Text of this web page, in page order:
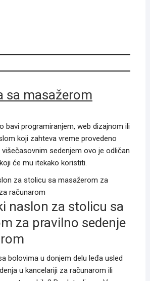
sa masažerom
bavi programiranjem, web dizajnom ili
koji zahteva vreme provedeno
sedenjem ovo je odličan
će mu itekako koristiti.
naslon za stolicu sa
za pravilno sedenje
bolovima u donjem delu leđa usled
u kancelariji za računarom ili